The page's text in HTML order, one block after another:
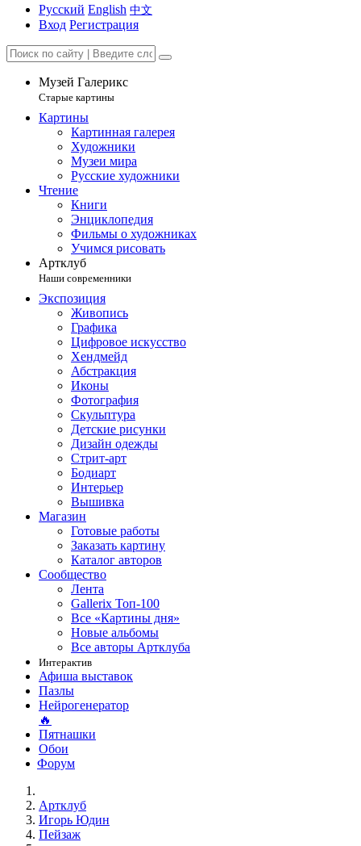
Русский English 中文
Вход Регистрация
Музей Галерикс
Старые картины
Картины
Картинная галерея
Художники
Музеи мира
Русские художники
Чтение
Книги
Энциклопедия
Фильмы о художниках
Учимся рисовать
Артклуб
Наши современники
Экспозиция
Живопись
Графика
Цифровое искусство
Хендмейд
Абстракция
Иконы
Фотография
Скульптура
Детские рисунки
Дизайн одежды
Стрит-арт
Бодиарт
Интерьер
Вышивка
Магазин
Готовые работы
Заказать картину
Каталог авторов
Сообщество
Лента
Gallerix Топ-100
Все «Картины дня»
Новые альбомы
Все авторы Артклуба
Интерактив
Афиша выставок
Пазлы
Нейрогенератор
🔥
Пятнашки
Обои
Форум
Артклуб
Игорь Юдин
Пейзаж